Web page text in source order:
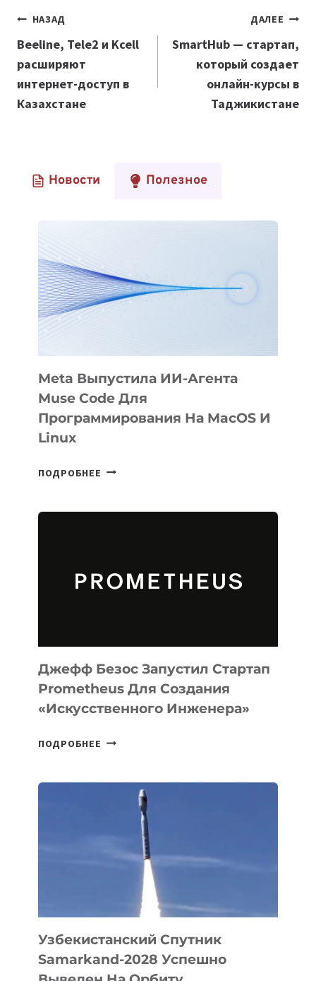
Навигация
по
записям
НАЗАД
Beeline, Tele2 и Kcell
расширяют
интернет-доступ в
Казахстане
ДАЛЕЕ
SmartHub — стартап,
который создает
онлайн-курсы в
Таджикистане
Новости Полезное
Meta Выпустила ИИ-Агента
Muse Code Для
Программирования На MacOS И
Linux
ПОДРОБНЕЕ META
ДЛЯ
ПРОГРАММИРОВАНИЯ
И
LINUX
Джефф Безос Запустил Стартап
Prometheus Для Создания
«искусственного Инженера»
ПОДРОБНЕЕ ДЖЕФФ
СТАРТАП
PROMETHEUS
СОЗДАНИЯ
«ИСКУССТВЕННОГО
ИНЖЕНЕРА»
Узбекистанский Спутник
Samarkand-2028 Успешно